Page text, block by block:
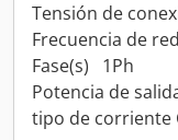
Tensión de
Frecuencia de
Fase(s) 1Ph
Potencia de
tipo de corriente